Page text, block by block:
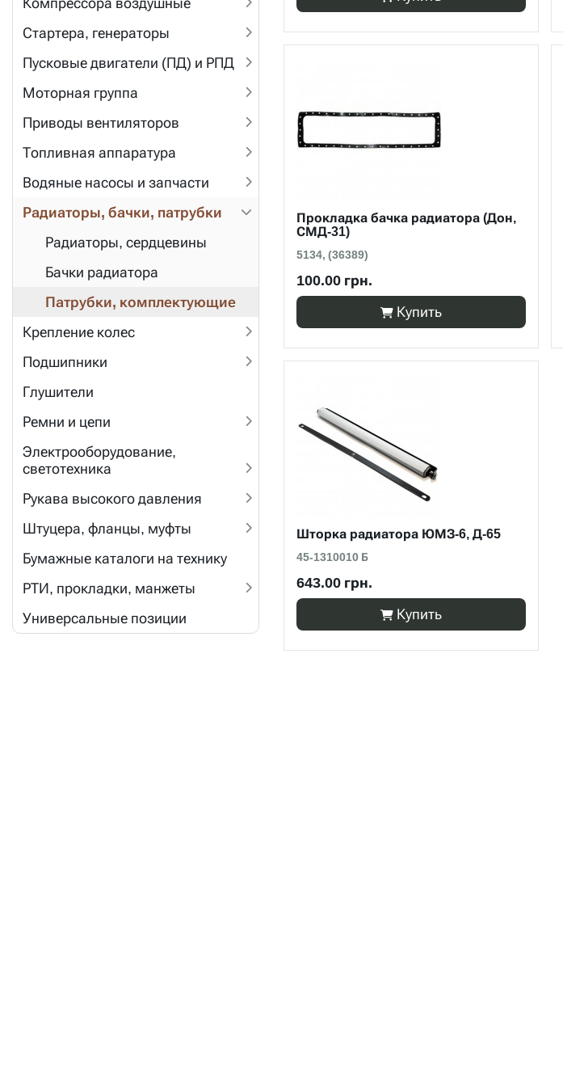
Стартера, генераторы
Пусковые двигатели (ПД) и РПД
Моторная группа
Приводы вентиляторов
Топливная аппаратура
Водяные насосы и запчасти
Радиаторы, бачки, патрубки
Радиаторы, сердцевины
Бачки радиатора
Патрубки, комплектующие
Крепление колес
Подшипники
Глушители
Ремни и цепи
Электрооборудование,
светотехника
Рукава высокого давления
Штуцера, фланцы, муфты
Бумажные каталоги на технику
РТИ, прокладки, манжеты
Универсальные позиции
Прокладка бачка радиатора (Дон,
СМД-31)
5134, (36389)
100.00 грн.
Купить
Шторка радиатора ЮМЗ-6, Д-65
45-1310010 Б
643.00 грн.
Купить